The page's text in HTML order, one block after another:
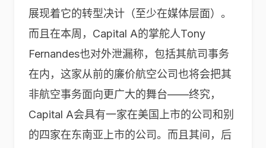
展现着它的转型决计（至少在媒体层面）。
而且在本周，Capital A的掌舵人Tony
Fernandes也对外泄漏称，包括其航司事务
在内，这家从前的廉价航空公司也将会把其
非航空事务面向更广大的舞台——终究，
Capital A会具有一家在美国上市的公司和别
的四家在东南亚上市的公司。而且其间，后